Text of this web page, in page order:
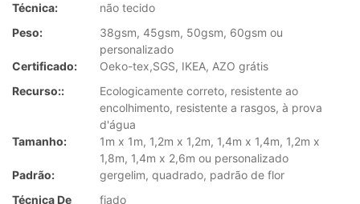
Técnica:
não tecido
Peso:
38gsm, 45gsm, 50gsm, 60gsm ou
personalizado
Certificado:
Oeko-tex,SGS, IKEA, AZO grátis
Recurso::
Ecologicamente correto, resistente ao
encolhimento, resistente a rasgos, à prova
d'água
Tamanho:
1m x 1m, 1,2m x 1,2m, 1,4m x 1,4m, 1,2m x
1,8m, 1,4m x 2,6m ou personalizado
Padrão:
gergelim, quadrado, padrão de flor
Técnica De
fiado